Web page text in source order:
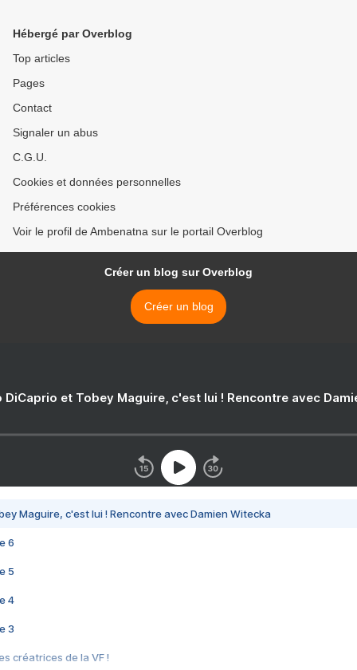
Hébergé par Overblog
Top articles
Pages
Contact
Signaler un abus
C.G.U.
Cookies et données personnelles
Préférences cookies
Voir le profil de Ambenatna sur le portail Overblog
Créer un blog sur Overblog
Créer un blog
DiCaprio et Tobey Maguire, c'est lui ! Rencontre avec
Maguire, c'est lui ! Rencontre avec Damien Witecka
6
5
4
3
créatrices de la VF !